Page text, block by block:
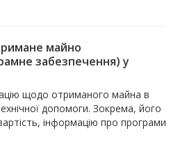
майно
забезпечення) у
щодо отриманого майна в
допомоги. Зокрема, його
інформацію про програми